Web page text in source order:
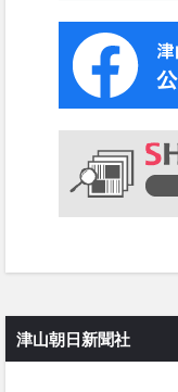
津山朝日新聞社